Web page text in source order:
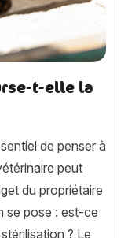
t-elle la
de penser à
peut
du propriétaire
se pose : est-ce
? Le